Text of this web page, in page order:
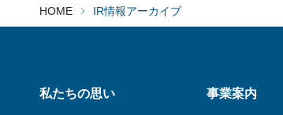
HOME IR情報アーカイブ
私たちの思い 事業案内